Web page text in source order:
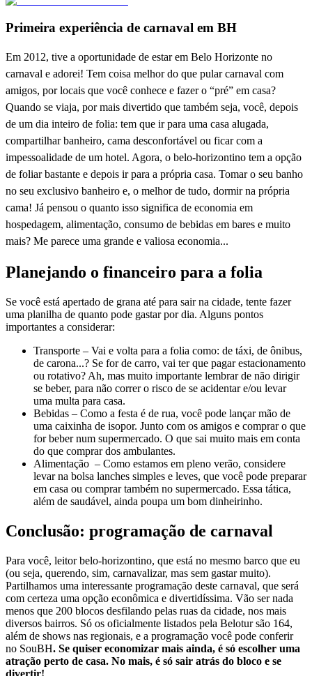
Primeira experiência de carnaval em BH
Em 2012, tive a oportunidade de estar em Belo Horizonte no
carnaval e adorei! Tem coisa melhor do que pular carnaval com
amigos, por locais que você conhece e fazer o “pré” em casa?
Quando se viaja, por mais divertido que também seja, você, depois
de um dia inteiro de folia: tem que ir para uma casa alugada,
compartilhar banheiro, cama desconfortável ou ficar com a
impessoalidade de um hotel. Agora, o belo-horizontino tem a opção
de foliar bastante e depois ir para a própria casa. Tomar o seu banho
no seu exclusivo banheiro e, o melhor de tudo, dormir na própria
cama! Já pensou o quanto isso significa de economia em
hospedagem, alimentação, consumo de bebidas em bares e muito
mais? Me parece uma grande e valiosa economia...
Planejando o financeiro para a folia
Se você está apertado de grana até para sair na cidade, tente fazer
uma planilha de quanto pode gastar por dia. Alguns pontos
importantes a considerar:
Transporte – Vai e volta para a folia como: de táxi, de ônibus,
de carona...? Se for de carro, vai ter que pagar estacionamento
ou rotativo? Ah, mas muito importante lembrar de não dirigir
se beber, para não correr o risco de se acidentar e/ou levar
uma multa para casa.
Bebidas – Como a festa é de rua, você pode lançar mão de
uma caixinha de isopor. Junto com os amigos e comprar o que
for beber num supermercado. O que sai muito mais em conta
do que comprar dos ambulantes.
Alimentação – Como estamos em pleno verão, considere
levar na bolsa lanches simples e leves, que você pode preparar
em casa ou comprar também no supermercado. Essa tática,
além de saudável, ainda poupa um bom dinheirinho.
Conclusão: programação de carnaval
Para você, leitor belo-horizontino, que está no mesmo barco que eu
(ou seja, querendo, sim, carnavalizar, mas sem gastar muito).
Partilhamos uma interessante programação deste carnaval, que será
com certeza uma opção econômica e divertidíssima. Vão ser nada
menos que 200 blocos desfilando pelas ruas da cidade, nos mais
diversos bairros. Só os oficialmente listados pela Belotur são 164,
além de shows nas regionais, e a programação você pode conferir
no SouBH. Se quiser economizar mais ainda, é só escolher uma
atração perto de casa. No mais, é só sair atrás do bloco e se